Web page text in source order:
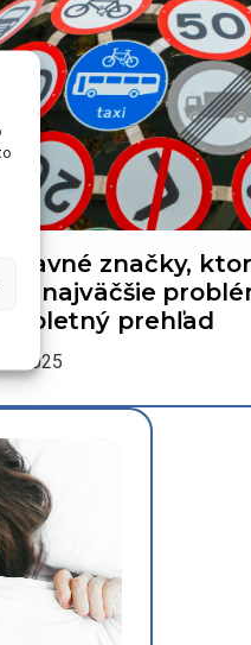
značky,
najväčšie
prehľad